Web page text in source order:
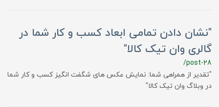
"نشان دادن تمامی ابعاد کسب و کار شما در
گالری وان تیک کالا"
/post-28
"تقدیر از همراهی شما: نمایش عکس های شگفت انگیز کسب و کار شما
در وبلاگ وان تیک کالا"